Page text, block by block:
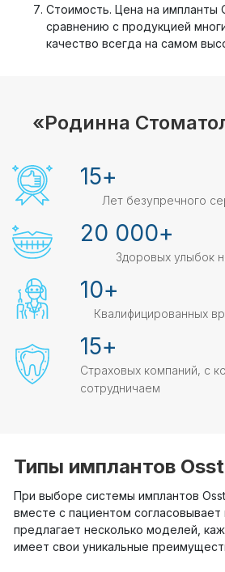
Стоимость. Цена на импланты
сравнению с продукцией
качество всегда на самом
«Родинна
Лет безупречного
15+
Здоровых улыбок
20 000+
Квалифицированных
10+
Страховых компаний, с
сотрудничаем
15+
Типы имплантов
При выборе системы имплантов
вместе с пациентом согласовывает
предлагает несколько моделей,
имеет свои уникальные